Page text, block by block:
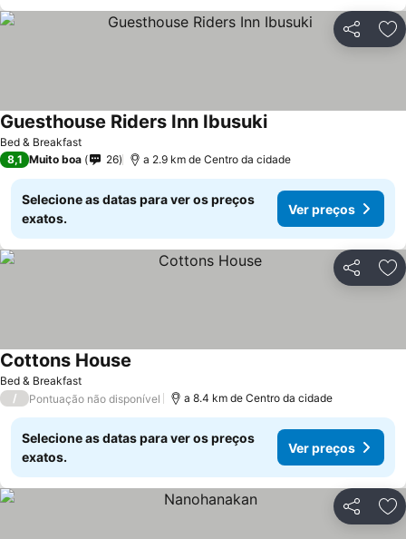
Partilhar
Bed & Breakfast
Guesthouse Riders Inn IbusukiVer preços
8,1 Muito boa 26 a 2.9 km de Centro da cidade
Selecione as datas para ver os preços
exatos.
Ver preços
Partilhar
Bed & Breakfast
Cottons House
/ Pontuação não disponível a 8.4 km de Centro da cidade
Selecione as datas para ver os preços
exatos.
Ver preços
Partilhar